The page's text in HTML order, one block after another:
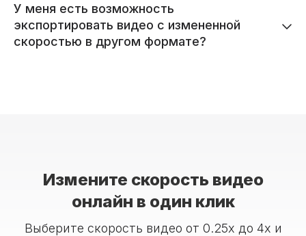
У меня есть возможность
экспортировать видео с измененной
скоростью в другом формате?
Измените скорость видео
онлайн в один клик
Выберите скорость видео от 0.25x до 4x и